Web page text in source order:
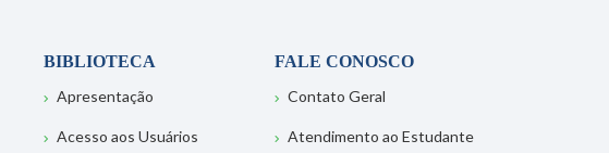
BIBLIOTECA
Apresentação
Acesso aos Usuários
FALE CONOSCO
Contato Geral
Atendimento ao Estudante